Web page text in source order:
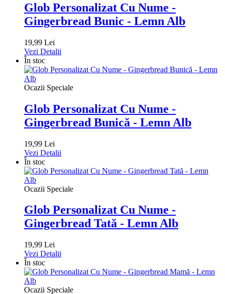
Glob Personalizat Cu Nume -
Gingerbread Bunic - Lemn Alb
19,99 Lei
Vezi Detalii
În stoc
Ocazii Speciale
Glob Personalizat Cu Nume -
Gingerbread Bunică - Lemn Alb
19,99 Lei
Vezi Detalii
În stoc
Ocazii Speciale
Glob Personalizat Cu Nume -
Gingerbread Tată - Lemn Alb
19,99 Lei
Vezi Detalii
În stoc
Ocazii Speciale